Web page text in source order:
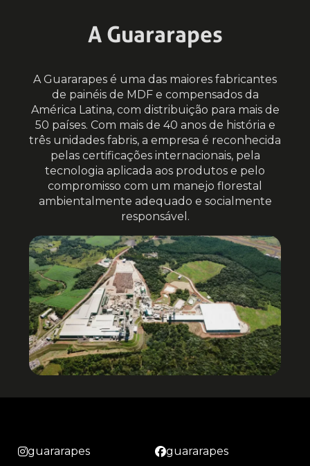
A Guararapes
A Guararapes é uma das maiores fabricantes
de painéis de MDF e compensados da
América Latina, com distribuição para mais de
50 países. Com mais de 40 anos de história e
três unidades fabris, a empresa é reconhecida
pelas certificações internacionais, pela
tecnologia aplicada aos produtos e pelo
compromisso com um manejo florestal
ambientalmente adequado e socialmente
responsável.
guararapes guararapes